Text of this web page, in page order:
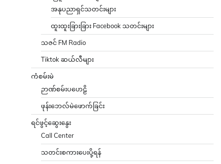
အနုပညာရှင်သတင်းများ
ထူးထူးခြားခြား Facebook သတင်းများ
သဇင် FM Radio
Tiktok ဆယ်လီများ
ကံစမ်းမဲ
ဉာဏ်စမ်းပဟေဠိ
ဖုန်းဘေလ်မဲဖောက်ခြင်း
ရင်ဖွင့်ဆွေးနွေး
Call Center
သတင်းစကားပေးပို့ရန်